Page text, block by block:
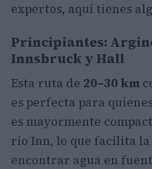
expertos, aquí tienes
Principiantes:
Innsbruck y Hall
Esta ruta de 20–30 km
es perfecta para
es mayormente
río Inn, lo que facilita
encontrar agua en